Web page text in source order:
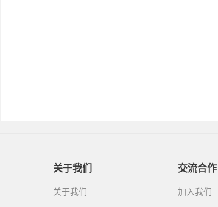
关于我们
关于我们
交流合作
加入我们